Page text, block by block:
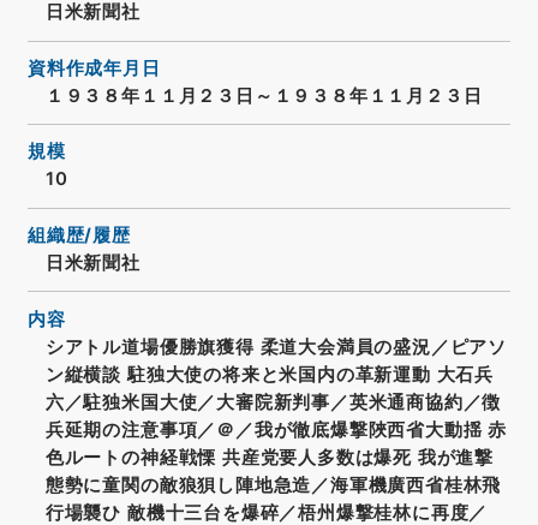
日米新聞社
資料作成年月日
１９３８年１１月２３日～１９３８年１１月２３日
規模
10
組織歴/履歴
日米新聞社
内容
シアトル道場優勝旗獲得 柔道大会満員の盛況／ピアソ
ン縦横談 駐独大使の将来と米国内の革新運動 大石兵
六／駐独米国大使／大審院新判事／英米通商協約／徴
兵延期の注意事項／＠／我が徹底爆撃陜西省大動揺 赤
色ルートの神経戦慄 共産党要人多数は爆死 我が進撃
態勢に童関の敵狼狽し陣地急造／海軍機廣西省桂林飛
行場襲ひ 敵機十三台を爆碎／梧州爆撃桂林に再度／